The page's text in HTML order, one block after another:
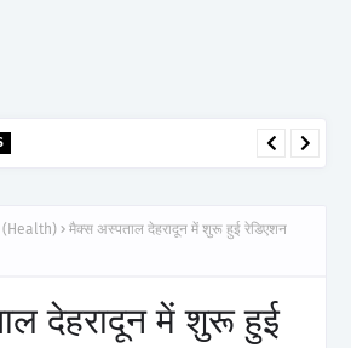
(Health)
मैक्स अस्पताल देहरादून में शुरू हुई रेडिएशन
देहरादून में शुरू हुई